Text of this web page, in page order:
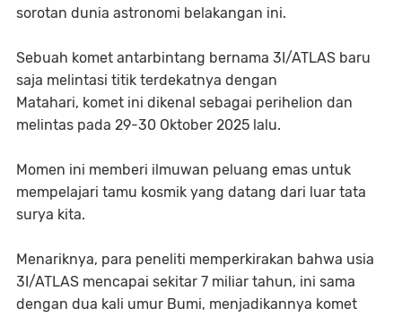
sorotan dunia astronomi belakangan ini.
Sebuah komet antarbintang bernama 3I/ATLAS baru
saja melintasi titik terdekatnya dengan
Matahari, komet ini dikenal sebagai perihelion dan
melintas pada 29-30 Oktober 2025 lalu.
Momen ini memberi ilmuwan peluang emas untuk
mempelajari tamu kosmik yang datang dari luar tata
surya kita.
Menariknya, para peneliti memperkirakan bahwa usia
3I/ATLAS mencapai sekitar 7 miliar tahun, ini sama
dengan dua kali umur Bumi, menjadikannya komet